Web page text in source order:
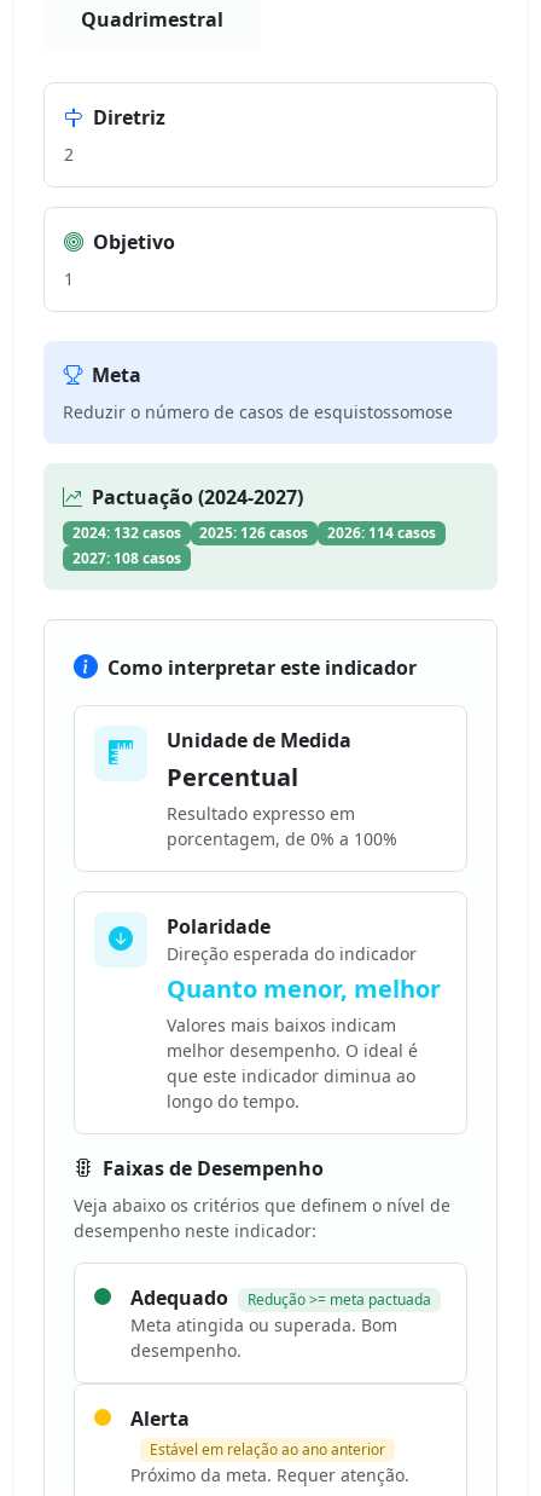
Quadrimestral
Diretriz
2
Objetivo
1
Meta
Reduzir o número de casos de esquistossomose
Pactuação (2024-2027)
2024: 132 casos 2025: 126 casos
2026: 114 casos
2027: 108 casos
Como interpretar este indicador
Unidade de Medida
Percentual
Resultado expresso em
porcentagem, de 0% a 100%
Polaridade
Direção esperada do indicador
Quanto menor, melhor
Valores mais baixos indicam
melhor desempenho. O ideal é
que este indicador diminua ao
longo do tempo.
Faixas de Desempenho
Veja abaixo os critérios que definem o nível de
desempenho neste indicador:
Adequado Redução >= meta pactuada
Meta atingida ou superada. Bom
desempenho.
Alerta
Estável em relação ao ano anterior
Próximo da meta. Requer atenção.